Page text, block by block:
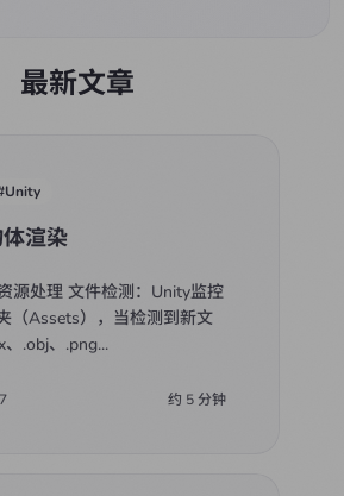
最新文章
Unity
渲染
源处理 文件检测：Unity监控
（Assets），当检测到新文
.obj、.png...
约 5分钟